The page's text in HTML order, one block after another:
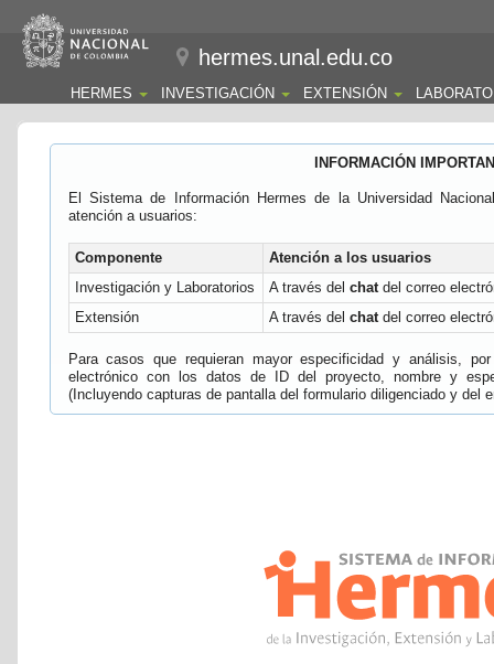
hermes.unal.edu.co
HERMES INVESTIGACIÓN EXTENSIÓN
INFORMACIÓN
El Sistema de Información Hermes de la Universidad
atención a usuarios:
Componente
Atención a los usuarios
Investigación y Laboratorios
A través del chatdel correo
Extensión
A través del chatdel correo
Para casos que requieran mayor especificidad y análisis,
electrónico con los datos de ID del proyecto, nombre y
(Incluyendo capturas de pantalla del formulario diligenciado y del